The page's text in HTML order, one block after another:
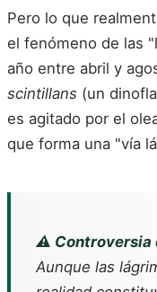
Pero lo que
el fenómeno de las
año entre abril y
scintillans (un
es agitado por el
que forma una "vía
⚠️ Controversia
Aunque las